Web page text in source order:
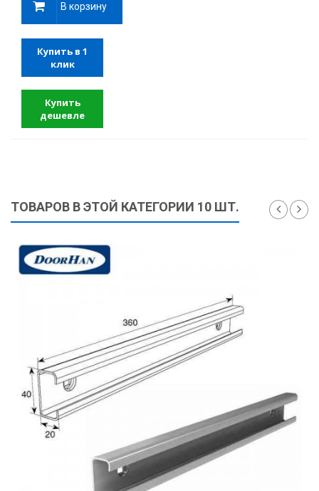
В корзину
Купить в 1
клик
Купить
дешевле
ТОВАРОВ В ЭТОЙ КАТЕГОРИИ 10 ШТ.